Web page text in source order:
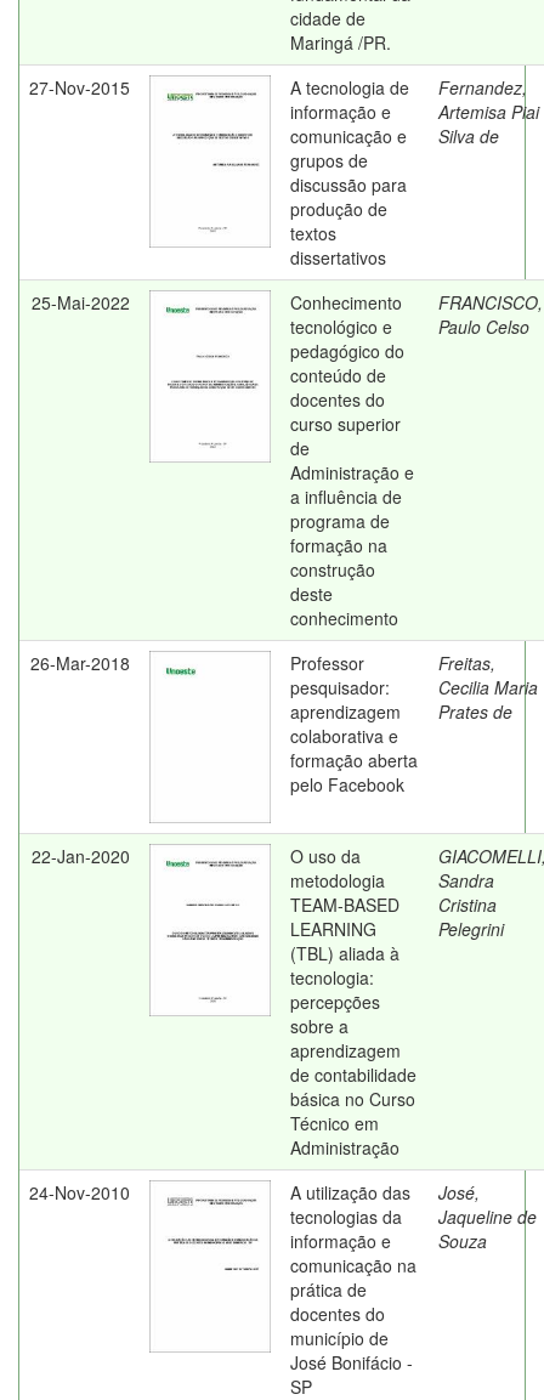
cidade de
Maringá /PR.
27-Nov-2015
A tecnologia de
informação e
comunicação e
grupos de
discussão para
produção de
textos
dissertativos
Fernandez,
Artemisa Piai
Silva de
25-Mai-2022
Conhecimento
tecnológico e
pedagógico do
conteúdo de
docentes do
curso superior
de
Administração e
a influência de
programa de
formação na
construção
deste
conhecimento
FRANCISCO,
Paulo Celso
26-Mar-2018
Professor
pesquisador:
aprendizagem
colaborativa e
formação aberta
pelo Facebook
Freitas,
Cecilia Maria
Prates de
22-Jan-2020
O uso da
metodologia
TEAM-BASED
LEARNING
(TBL) aliada à
tecnologia:
percepções
sobre a
aprendizagem
de contabilidade
básica no Curso
Técnico em
Administração
Sandra
Cristina
Pelegrini
24-Nov-2010
A utilização das
tecnologias da
informação e
comunicação na
prática de
docentes do
município de
José Bonifácio -
SP
José,
Jaqueline de
Souza